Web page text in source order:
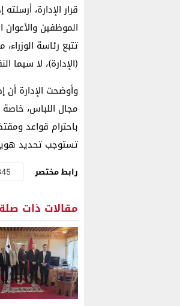
قرار الإدارة،
الموظفين
تتبع رئاسة
(الإدارة)، لا سيما
وأوضحت الإدارة
مجال اللباس، خاصة
باحترام قواعد
تستوجب تحديد
رابط مختصر
مقالات ذات صلة